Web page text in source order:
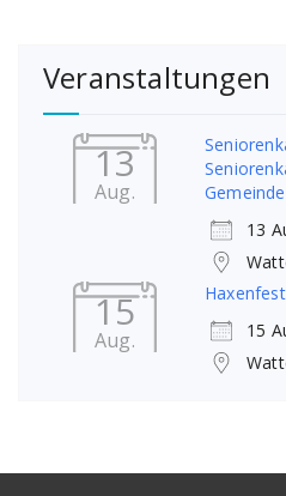
Veranstaltungen
13
Aug.
Gemeinde
13
15
Aug.
15